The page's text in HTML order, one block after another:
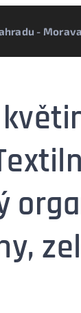
- Morava